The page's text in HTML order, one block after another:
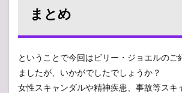
まとめ
ということで今回はビリー・ジョエルのご
ましたが、いかがでしたでしょうか？
女性スキャンダルや精神疾患、事故等スキ